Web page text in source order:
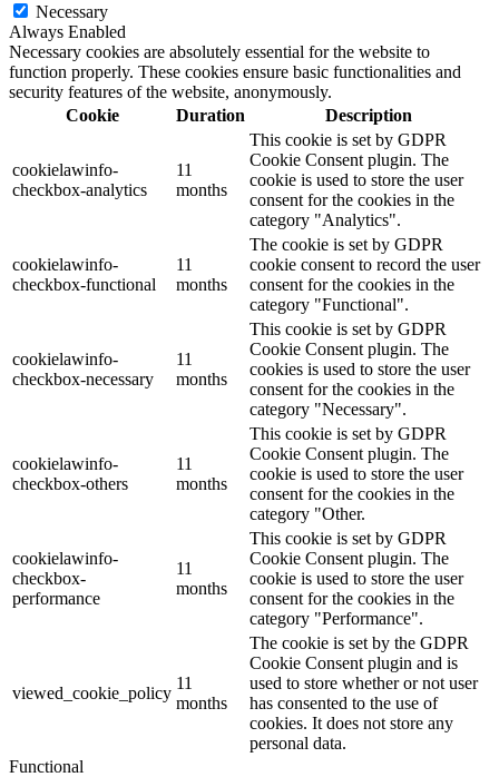
Necessary
Always Enabled
Necessary cookies are absolutely essential for the website to
function properly. These cookies ensure basic functionalities and
security features of the website, anonymously.
Cookie
Duration Description
cookielawinfo-
checkbox-analytics
11
months
This cookie is set by GDPR
Cookie Consent plugin. The
cookie is used to store the user
consent for the cookies in the
category "Analytics".
cookielawinfo-
checkbox-functional
11
months
The cookie is set by GDPR
cookie consent to record the user
consent for the cookies in the
category "Functional".
cookielawinfo-
checkbox-necessary
11
months
This cookie is set by GDPR
Cookie Consent plugin. The
cookies is used to store the user
consent for the cookies in the
category "Necessary".
cookielawinfo-
checkbox-others
11
months
This cookie is set by GDPR
Cookie Consent plugin. The
cookie is used to store the user
consent for the cookies in the
category "Other.
cookielawinfo-
checkbox-
performance
11
months
This cookie is set by GDPR
Cookie Consent plugin. The
cookie is used to store the user
consent for the cookies in the
category "Performance".
viewed_cookie_policy
11
months
The cookie is set by the GDPR
Cookie Consent plugin and is
used to store whether or not user
has consented to the use of
cookies. It does not store any
personal data.
Functional